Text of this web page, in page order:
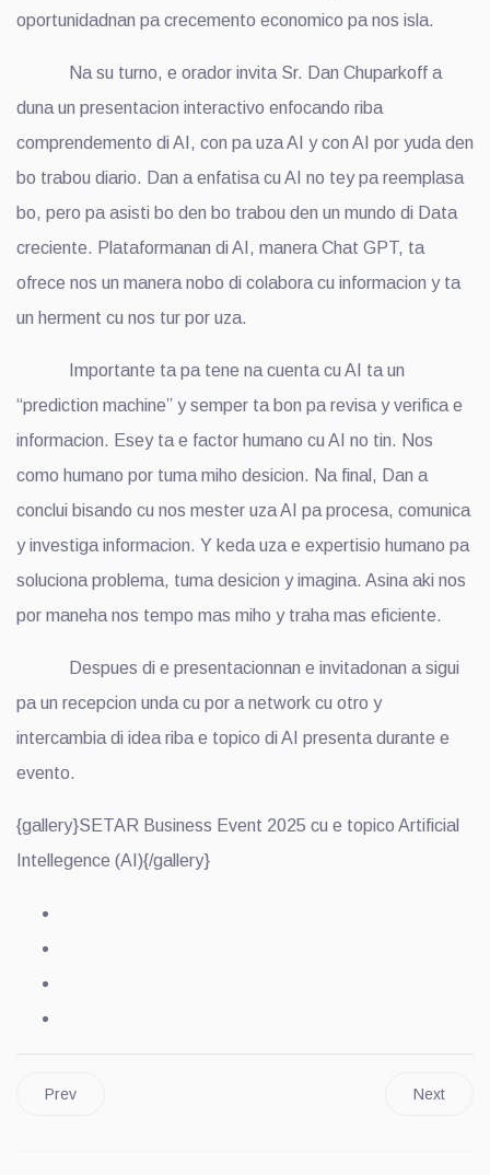
oportunidadnan pa crecemento economico pa nos isla.
Na su turno, e orador invita Sr. Dan Chuparkoff a
duna un presentacion interactivo enfocando riba
comprendemento di AI, con pa uza AI y con AI por yuda den
bo trabou diario. Dan a enfatisa cu AI no tey pa reemplasa
bo, pero pa asisti bo den bo trabou den un mundo di Data
creciente. Plataformanan di AI, manera Chat GPT, ta
ofrece nos un manera nobo di colabora cu informacion y ta
un herment cu nos tur por uza.
Importante ta pa tene na cuenta cu AI ta un
“prediction machine” y semper ta bon pa revisa y verifica e
informacion. Esey ta e factor humano cu AI no tin. Nos
como humano por tuma miho desicion. Na final, Dan a
conclui bisando cu nos mester uza AI pa procesa, comunica
y investiga informacion. Y keda uza e expertisio humano pa
soluciona problema, tuma desicion y imagina. Asina aki nos
por maneha nos tempo mas miho y traha mas eficiente.
Despues di e presentacionnan e invitadonan a sigui
pa un recepcion unda cu por a network cu otro y
intercambia di idea riba e topico di AI presenta durante e
evento.
{gallery}SETAR Business Event 2025 cu e topico Artificial
Intellegence (AI){/gallery}
Prev Next